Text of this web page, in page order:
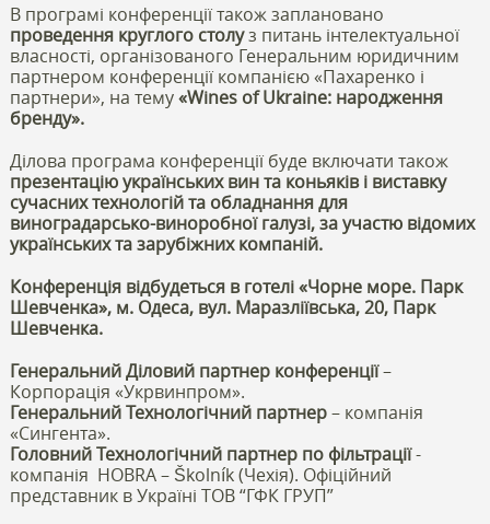
В програмі конференції також заплановано
проведення круглого столуз питань інтелектуальної
власності, організованого Генеральним юридичним
партнером конференції компанією «Пахаренко і
партнери», на тему«Wines of Ukraine: народження
бренду».
Ділова програма конференції буде включати також
презентацію українських вин та коньяків і виставку
сучасних технологій та обладнання для
виноградарсько-виноробної галузі, за участю відомих
українських та зарубіжних компаній.
Конференція відбудеться в готелі «Чорне море. Парк
Шевченка», м. Одеса, вул. Маразліївська, 20, Парк
Шевченка.
Генеральний Діловий партнер конференції–
Корпорація «Укрвинпром».
Генеральний Технологічний партнер– компанія
«Сингента».
Головний Технологічний партнер по фільтрації-
компанія HOBRA – Školník (Чехія). Офіційний
представник в Україні ТОВ “ГФК ГРУП”